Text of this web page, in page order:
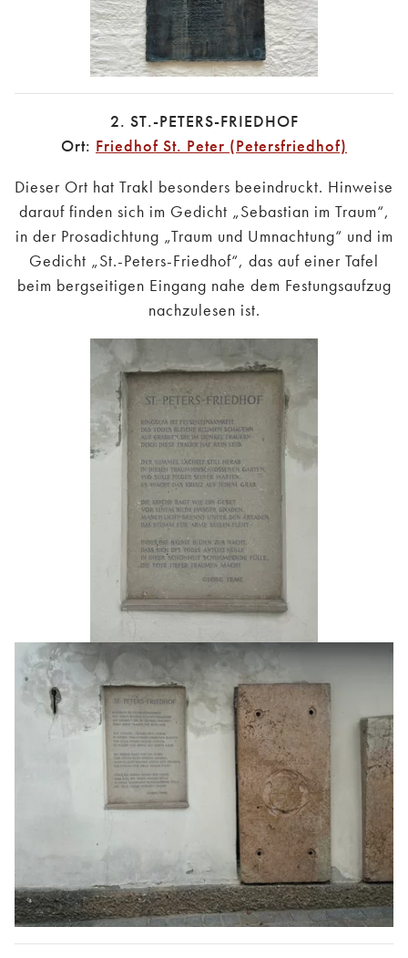
2. ST.-PETERS-FRIEDHOF
Ort: Friedhof St. Peter (Petersfriedhof)
Dieser Ort hat Trakl besonders beeindruckt. Hinweise
darauf finden sich im Gedicht „Sebastian im Traum“,
in der Prosadichtung „Traum und Umnachtung“ und im
Gedicht „St.-Peters-Friedhof“, das auf einer Tafel
beim bergseitigen Eingang nahe dem Festungsaufzug
nachzulesen ist.